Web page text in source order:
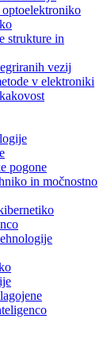
strukture in
vezij
v elektroniki
pogone
in močnostno